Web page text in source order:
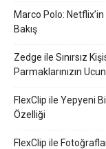
Marco Polo:
Bakış
Zedge ile Sınırsız
Parmaklarınızın
FlexClip ile Yepyeni
Özelliği
FlexClip ile